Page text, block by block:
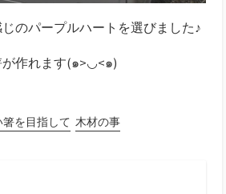
のパープルハートを選びました♪
が作れます(๑>◡<๑)
を目指して 木材の事